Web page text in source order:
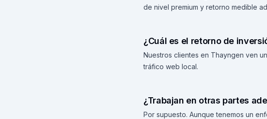
de nivel premium y retorno medible
¿Cuál es el retorno de
Nuestros clientes en Thayngen ven
tráfico web local.
¿Trabajan en otras partes
Por supuesto. Aunque tenemos un